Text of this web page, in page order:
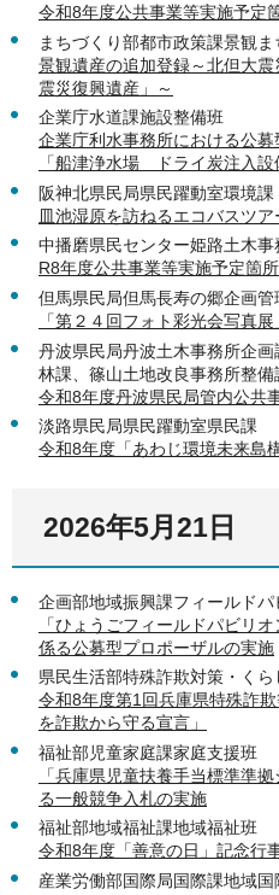
令和8年度公共事業等実施予定
まちづくり部都市政策課景観ま
景観遺産の追加登録～北但大
震災復興遺産」～
企業庁水道課施設整備班
企業庁利水事務所における公募
「船津浄水場 ドライ炭注入
阪神北県民局県民躍動室環境課
皿池湿原を訪ねるエコバスツア
中播磨県民センター姫路土木事
R8年度公共事業等実施予定箇
但馬県民局但馬長寿の郷企画管
「第２４回フォト彩光会写真
丹波県民局丹波土木事務所企
林課、篠山土地改良事務所整備
令和8年度丹波県民局管内公共
淡路県民局県民躍動室県民課
令和8年度「あわじ環境未来島
2026年5月21日
企画部地域振興課フィールドパ
「ひょうごフィールドパビリ
係る公募型プロポーザルの実施
県民生活部特殊詐欺対策・く
令和8年度第1回兵庫県特殊詐
を詐欺から守る宣言」
福祉部児童家庭課家庭支援班
「兵庫県児童扶養手当標準準
る一般競争入札の実施
福祉部地域福祉課地域福祉班
令和8年度「善意の日」記念行
産業労働部国際局国際課地域国